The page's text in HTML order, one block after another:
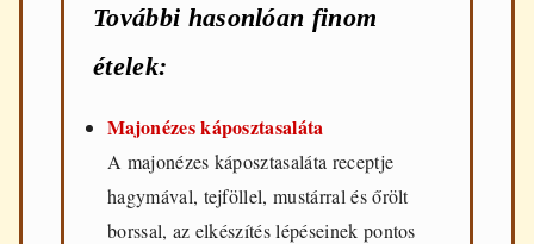
További hasonlóan finom
ételek:
Majonézes káposztasaláta
A majonézes káposztasaláta receptje
hagymával, tejföllel, mustárral és őrölt
borssal, az elkészítés lépéseinek pontos